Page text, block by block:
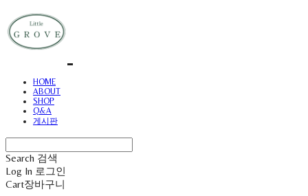
HOME
ABOUT
SHOP
Q&A
게시판
Search 검색
Log In 로그인
Cart장바구니